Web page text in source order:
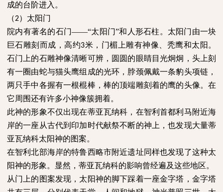
成的台阶进入。
（2）太阳门
院内有著名的石门——“太阳门”和人形石柱。太阳门由一块
巨石雕刻而成，高约3米，门楣上雕有神像、秃鹰和太阳。
石门上的石雕神像清晰可辨，圆圆的眼睛目光炯炯，头上刻
有一圈由蛇与猫头鹰组成的光环，脖颈佩戴一条豹头项链，
两只手中各握有一根棍棒，棒的顶端雕刻着的鹰的头像。在
它周围还有许多小神像簇拥着。
此神的形象不仅出现在蒂亚瓦纳科，在智利首都利马附近海
岸的一座从古代到印加时代献祭不断的神上，也发现大量蒂
亚瓦纳科太阳神的图案。
在智利北部海岸的特鲁西略市附近遗址同样也发现了这种太
阳神的形象。显然，蒂亚瓦纳科的影响曾经遍及这些地区。
从门上的图案发现，太阳神的脚下踩着一座金字塔，金字塔